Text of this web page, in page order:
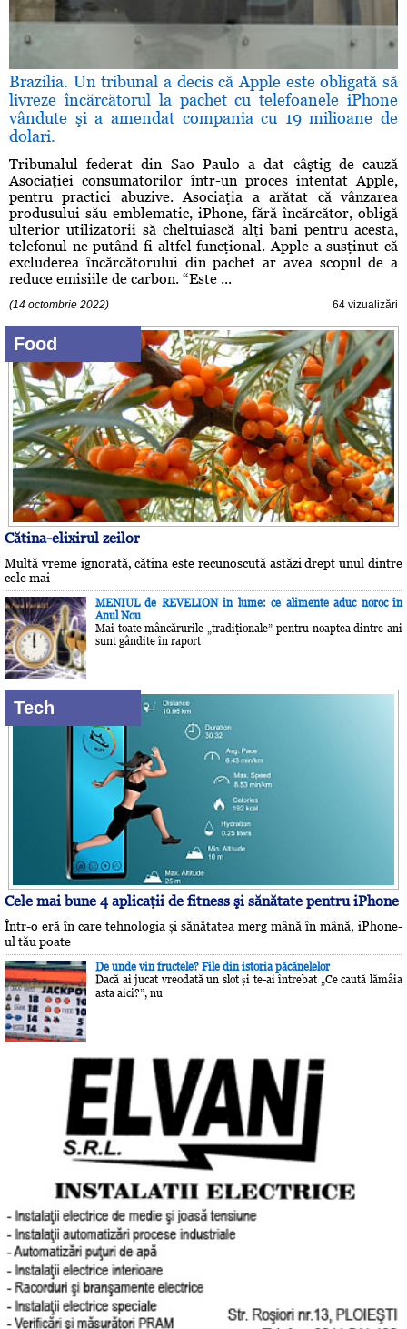
Brazilia. Un tribunal a decis că Apple este obligată să
livreze încărcătorul la pachet cu telefoanele iPhone
vândute şi a amendat compania cu 19 milioane de
dolari.
Tribunalul federat din Sao Paulo a dat câştig de cauză
Asociaţiei consumatorilor într-un proces intentat Apple,
pentru practici abuzive. Asociaţia a arătat că vânzarea
produsului său emblematic, iPhone, fără încărcător, obligă
ulterior utilizatorii să cheltuiască alţi bani pentru acesta,
telefonul ne putând fi altfel funcţional. Apple a susţinut că
excluderea încărcătorului din pachet ar avea scopul de a
reduce emisiile de carbon. “Este ...
(14 octombrie 2022) 64 vizualizări
Food
Cătina-elixirul zeilor
Multă vreme ignorată, cătina este recunoscută astăzi drept unul dintre
cele mai
MENIUL de REVELION în lume: ce alimente aduc noroc în
Anul Nou
Mai toate mâncărurile „tradiţionale” pentru noaptea dintre ani
sunt gândite în raport
Tech
Cele mai bune 4 aplicaţii de fitness şi sănătate pentru iPhone
Într-o eră în care tehnologia și sănătatea merg mână în mână, iPhone-
ul tău poate
De unde vin fructele? File din istoria păcănelelor
Dacă ai jucat vreodată un slot și te-ai întrebat „Ce caută lămâia
asta aici?”, nu